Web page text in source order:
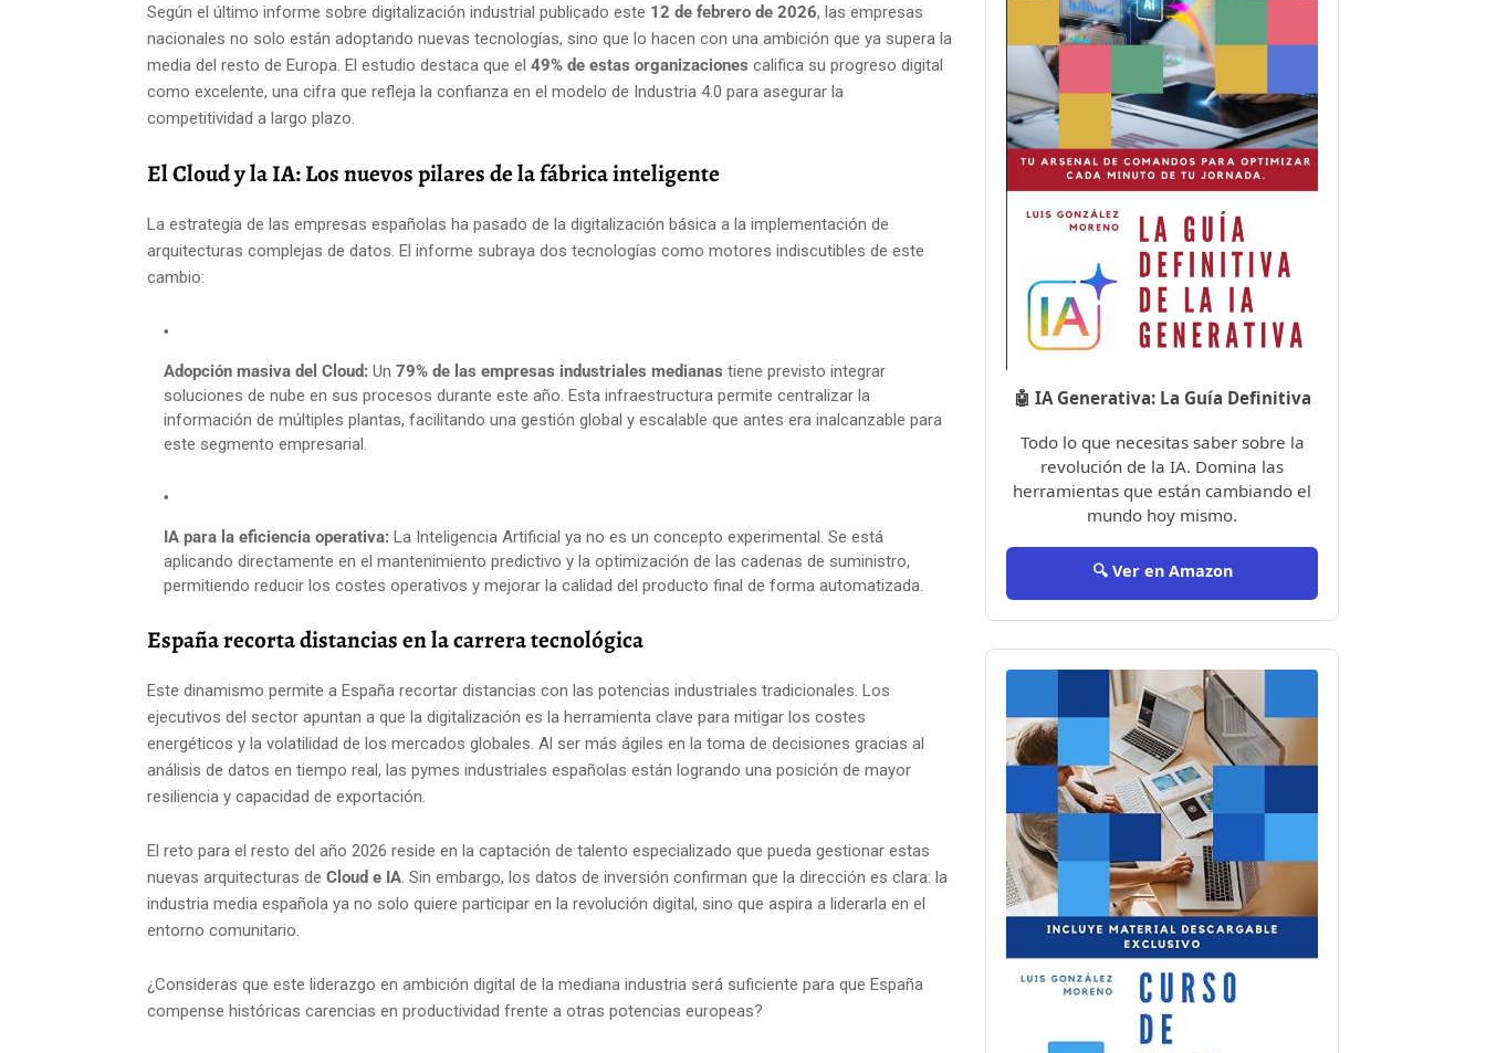
Según el último informe sobre digitalización industrial publicado este 12 de febrero de 2026, las empresas
nacionales no solo están adoptando nuevas tecnologías, sino que lo hacen con una ambición que ya supera la
media del resto de Europa. El estudio destaca que el 49% de estas organizaciones califica su progreso digital
como excelente, una cifra que refleja la confianza en el modelo de Industria 4.0 para asegurar la
competitividad a largo plazo.
El Cloud y la IA: Los nuevos pilares de la fábrica inteligente
La estrategia de las empresas españolas ha pasado de la digitalización básica a la implementación de
arquitecturas complejas de datos. El informe subraya dos tecnologías como motores indiscutibles de este
cambio:
Adopción masiva del Cloud: Un 79% de las empresas industriales medianas tiene previsto integrar
soluciones de nube en sus procesos durante este año. Esta infraestructura permite centralizar la
información de múltiples plantas, facilitando una gestión global y escalable que antes era inalcanzable para
este segmento empresarial.
IA para la eficiencia operativa: La Inteligencia Artificial ya no es un concepto experimental. Se está
aplicando directamente en el mantenimiento predictivo y la optimización de las cadenas de suministro,
permitiendo reducir los costes operativos y mejorar la calidad del producto final de forma automatizada.
España recorta distancias en la carrera tecnológica
Este dinamismo permite a España recortar distancias con las potencias industriales tradicionales. Los
ejecutivos del sector apuntan a que la digitalización es la herramienta clave para mitigar los costes
energéticos y la volatilidad de los mercados globales. Al ser más ágiles en la toma de decisiones gracias al
análisis de datos en tiempo real, las pymes industriales españolas están logrando una posición de mayor
resiliencia y capacidad de exportación.
El reto para el resto del año 2026 reside en la captación de talento especializado que pueda gestionar estas
nuevas arquitecturas de Cloud e IA. Sin embargo, los datos de inversión confirman que la dirección es clara: la
industria media española ya no solo quiere participar en la revolución digital, sino que aspira a liderarla en el
entorno comunitario.
¿Consideras que este liderazgo en ambición digital de la mediana industria será suficiente para que España
compense históricas carencias en productividad frente a otras potencias europeas?
🤖 IA Generativa: La Guía Definitiva
Todo lo que necesitas saber sobre la
revolución de la IA. Domina las
herramientas que están cambiando el
mundo hoy mismo.
🔍 Ver en Amazon